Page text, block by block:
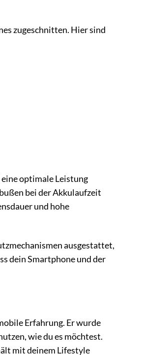
zugeschnitten. Hier sind
optimale Leistung
bei der Akkulaufzeit
und hohe
ausgestattet,
dein Smartphone und der
Erfahrung. Er wurde
wie du es möchtest.
mit deinem Lifestyle